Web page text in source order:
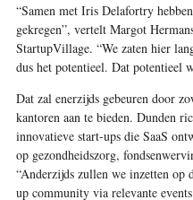
“Samen met Iris Delafortry
gekregen”, vertelt Margot
StartupVillage. “We zaten hier
dus het potentieel. Dat potentieel
Dat zal enerzijds gebeuren door
kantoren aan te bieden. Dunden
innovatieve start-ups die SaaS
op gezondheidszorg,
“Anderzijds zullen we inzetten op
up community via relevante